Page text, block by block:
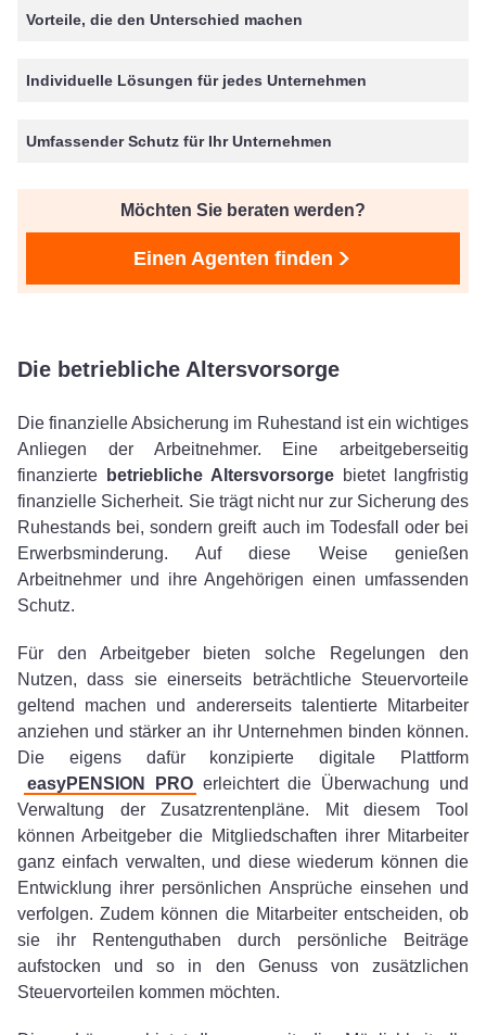
Vorteile, die den Unterschied machen
Individuelle Lösungen für jedes Unternehmen
Umfassender Schutz für Ihr Unternehmen
Möchten Sie beraten werden?
Einen Agenten finden
Die betriebliche Altersvorsorge
Die finanzielle Absicherung im Ruhestand ist ein wichtiges
Anliegen der Arbeitnehmer. Eine arbeitgeberseitig
finanzierte
betriebliche Altersvorsorge bietet langfristig
finanzielle Sicherheit. Sie trägt nicht nur zur Sicherung des
Ruhestands bei, sondern greift auch im Todesfall oder bei
Erwerbsminderung. Auf diese Weise genießen
Arbeitnehmer und ihre Angehörigen einen umfassenden
Schutz.
Für den Arbeitgeber bieten solche Regelungen den
Nutzen, dass sie einerseits beträchtliche Steuervorteile
geltend machen und andererseits talentierte Mitarbeiter
anziehen und stärker an ihr Unternehmen binden können.
Die eigens dafür konzipierte digitale Plattform
easyPENSION PROerleichtert die Überwachung und
Verwaltung der Zusatzrentenpläne. Mit diesem Tool
können Arbeitgeber die Mitgliedschaften ihrer Mitarbeiter
ganz einfach verwalten, und diese wiederum können die
Entwicklung ihrer persönlichen Ansprüche einsehen und
verfolgen. Zudem können die Mitarbeiter entscheiden, ob
sie ihr Rentenguthaben durch persönliche Beiträge
aufstocken und so in den Genuss von zusätzlichen
Steuervorteilen kommen möchten.